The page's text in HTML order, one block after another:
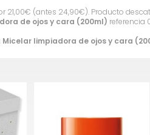
21,00€ (antes 24,90€). Producto
de ojos y cara (200ml) referencia
Micelar limpiadora de ojos y cara